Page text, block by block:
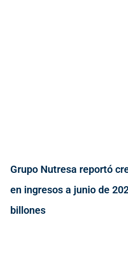
Grupo Nutresa reportó
en ingresos a junio de
billones